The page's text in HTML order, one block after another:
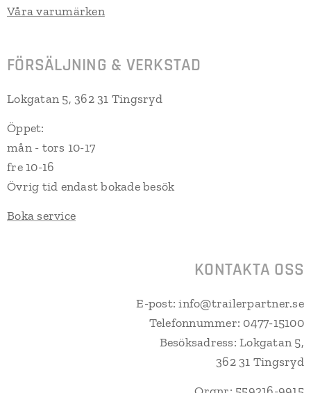
Våra varumärken
FÖRSÄLJNING & VERKSTAD
Lokgatan 5, 362 31 Tingsryd
Öppet:
mån - tors 10-17
fre 10-16
Övrig tid endast bokade besök
Boka service
KONTAKTA OSS
E-post: info@trailerpartner.se
Telefonnummer: 0477-15100
Besöksadress: Lokgatan 5,
362 31 Tingsryd